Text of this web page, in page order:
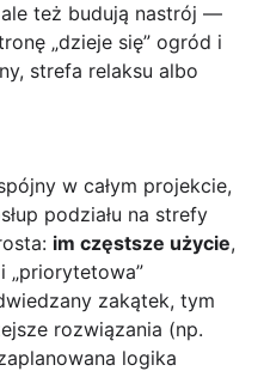
też budują nastrój —
„dzieje się” ogród i
strefa relaksu albo
w całym projekcie,
podziału na strefy
im częstsze użycie,
„priorytetowa”
zakątek, tym
rozwiązania (np.
logika